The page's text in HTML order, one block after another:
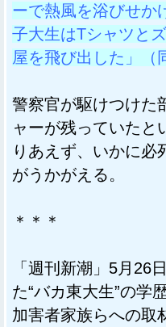
ーで熱風を浴びせか
子大生はTシャツと
屋を飛び出した」（
警察官が駆けつけた
ャーが残っていた
りあえず、いかに必
がうかがえる。
＊＊＊
「週刊新潮」5月26
た“バカ東大生”の学
加害者家族らへの取